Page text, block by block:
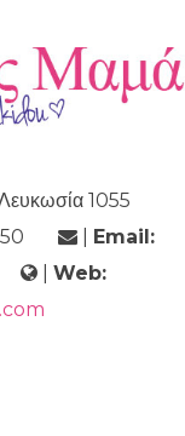
1055
|
Email:
Web: